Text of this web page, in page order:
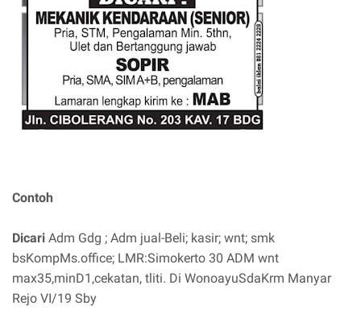
Contoh
Dicari Adm Gdg ; Adm jual-Beli; kasir; wnt; smk
bsKompMs.office; LMR:Simokerto 30 ADM wnt
max35,minD1,cekatan, tliti. Di WonoayuSdaKrm Manyar
Rejo VI/19 Sby